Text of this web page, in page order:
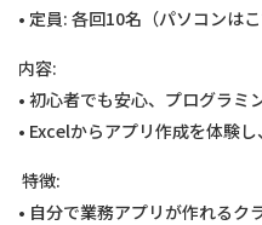
• 定員: 各回10名（パソコンは
内容:
• 初心者でも安心、プログラミ
• Excelからアプリ作成を体験
特徴:
• 自分で業務アプリが作れるク